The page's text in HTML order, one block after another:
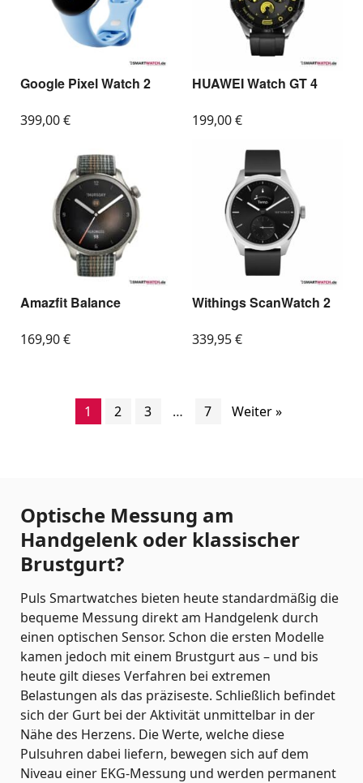
Google Pixel Watch 2
399,00€
HUAWEI Watch GT 4
199,00€
Amazfit Balance
169,90€
Withings ScanWatch 2
339,95€
1 2 3 … 7 Weiter »
Optische Messung am
Handgelenk oder klassischer
Brustgurt?
Puls Smartwatches bieten heute standardmäßig die
bequeme Messung direkt am Handgelenk durch
einen optischen Sensor. Schon die ersten Modelle
kamen jedoch mit einem Brustgurt aus – und bis
heute gilt dieses Verfahren bei extremen
Belastungen als das präziseste. Schließlich befindet
sich der Gurt bei der Aktivität unmittelbar in der
Nähe des Herzens. Die Werte, welche diese
Pulsuhren dabei liefern, bewegen sich auf dem
Niveau einer EKG-Messung und werden permanent